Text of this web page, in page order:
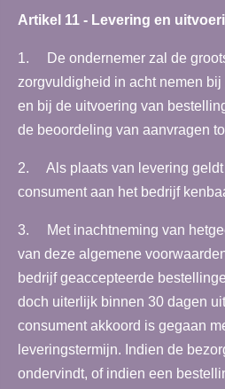
Artikel 11 - Levering en
1. De ondernemer zal de
zorgvuldigheid in acht nemen
en bij de uitvoering van
de beoordeling van aanvragen
2. Als plaats van levering geldt
consument aan het bedrijf
3. Met inachtneming van
van deze algemene
bedrijf geaccepteerde
doch uiterlijk binnen 30 dagen
consument akkoord is gegaan
leveringstermijn. Indien de
ondervindt, of indien een